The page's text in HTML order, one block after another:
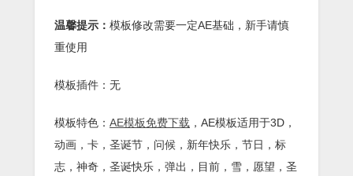
温馨提示： 模板修改需要一定AE基础，新手请慎
重使用
模板插件：无
模板特色： AE模板免费下载 ，AE模板适用于3D，
动画，卡，圣诞节，问候，新年快乐，节日，标
志，神奇，圣诞快乐，弹出，目前，雪，愿望，圣